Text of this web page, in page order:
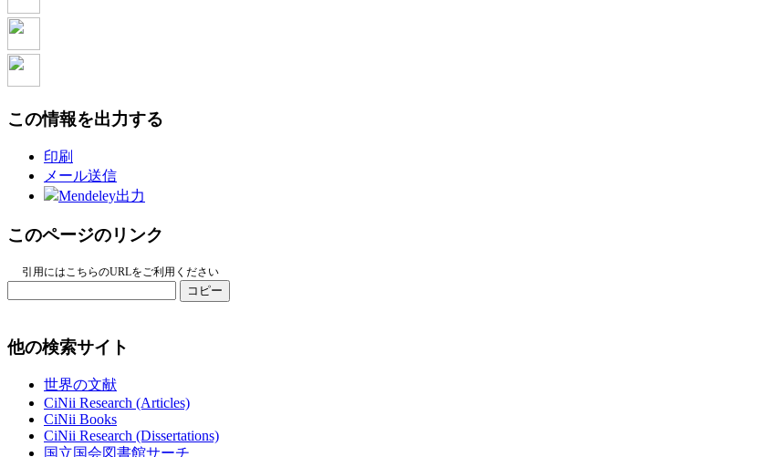
この情報を出力する
印刷
メール送信
Mendeley出力
このページのリンク
引用にはこちらのURLをご利用ください
コピー
他の検索サイト
世界の文献
CiNii Research (Articles)
CiNii Books
CiNii Research (Dissertations)
国立国会図書館サーチ